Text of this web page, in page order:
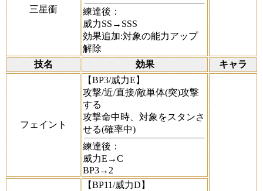
三星衝
練達後：
威力SS→SSS
効果追加:対象の能力アップ
解除
技名
効果 キャラ
フェイント
【BP3/威力E】
攻撃/近/直接/敵単体(突)攻撃
する
攻撃命中時、対象をスタンさ
せる(確率中)
練達後：
威力E→C
BP3→2
【BP11/威力D】